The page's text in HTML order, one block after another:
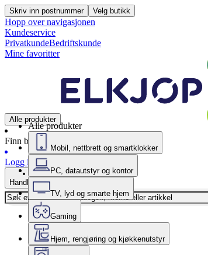
Skriv inn postnummer Velg butikk
Hopp over navigasjonen
Kundeservice
PrivatkundeBedriftskunde
Mine favoritter
Alle produkter
Finn butikk
Logg inn
Handlekurv
Alle produkter
Mobil, nettbrett og smartklokker
PC, datautstyr og kontor
TV, lyd og smarte hjem
Gaming
Hjem, rengjøring og kjøkkenutstyr